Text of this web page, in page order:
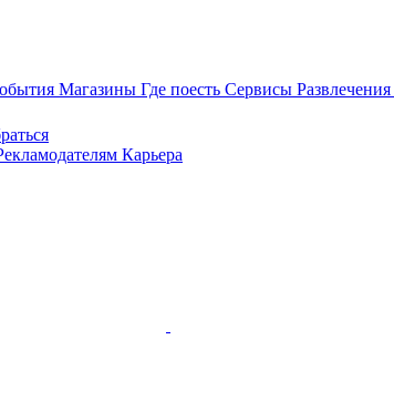
Магазины Где поесть Сервисы Развлечения
Карьера